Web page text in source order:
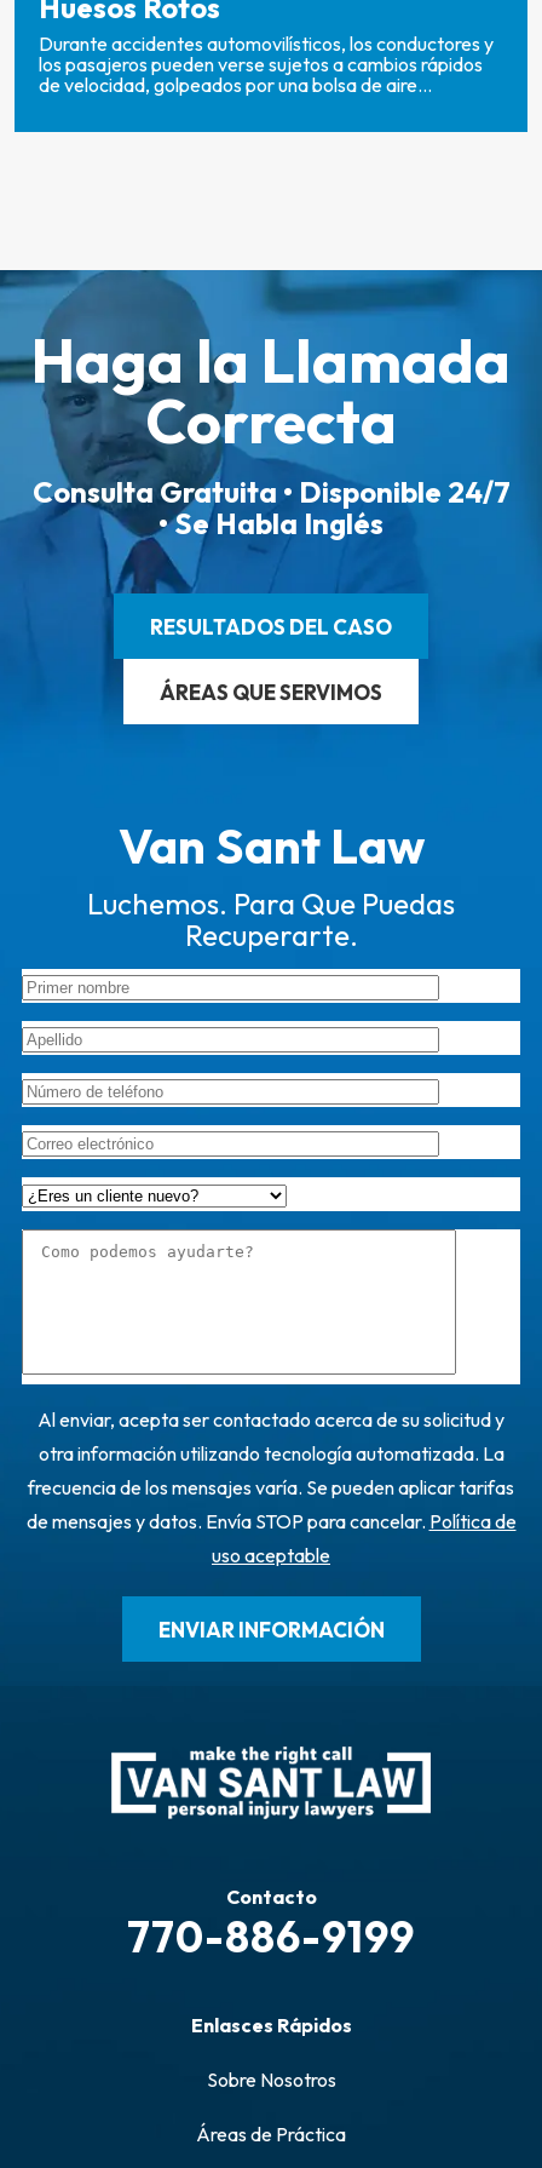
Huesos Rotos
Durante accidentes automovilísticos, los conductores y
los pasajeros pueden verse sujetos a cambios rápidos
de velocidad, golpeados por una bolsa de aire...
Haga la Llamada
Correcta
Consulta Gratuita • Disponible 24/7
• Se Habla Inglés
RESULTADOS DEL CASO
ÁREAS QUE SERVIMOS
Van Sant Law
Luchemos. Para Que Puedas
Recuperarte.
Al enviar, acepta ser contactado acerca de su solicitud y
otra información utilizando tecnología automatizada. La
frecuencia de los mensajes varía. Se pueden aplicar tarifas
de mensajes y datos. Envía STOP para cancelar. Política de
uso aceptable
Contacto
770-886-9199
Enlasces Rápidos
Sobre Nosotros
Áreas de Práctica